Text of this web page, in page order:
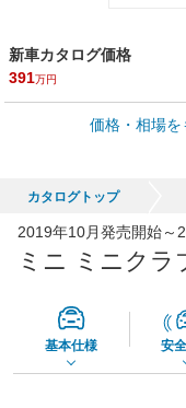
新車カタログ価格
391万円
車買取価格 *
65,050円
価格・相場を
カタログトップ
2019年10月発売開始～
ミニ ミニクラ
基本仕様 安